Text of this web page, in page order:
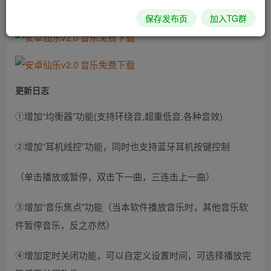
更新日志
①增加“均衡器”功能(支持环绕音,超重低音,各种音效)
②增加“耳机线控”功能，同时也支持蓝牙耳机按键控制
（单击播放或暂停，双击下一曲，三连击上一曲）
③增加“音乐焦点”功能（当本软件播放音乐时，其他音乐软
件暂停音乐，反之亦然）
④增加定时关闭功能，可以自定义设置时间，可选择播放完
保存发布页 加入TG群